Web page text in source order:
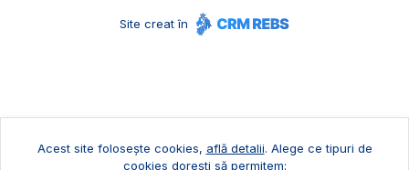
Site creat în
Acest site folosește cookies, află detalii. Alege ce tipuri de
cookies dorești să permitem: